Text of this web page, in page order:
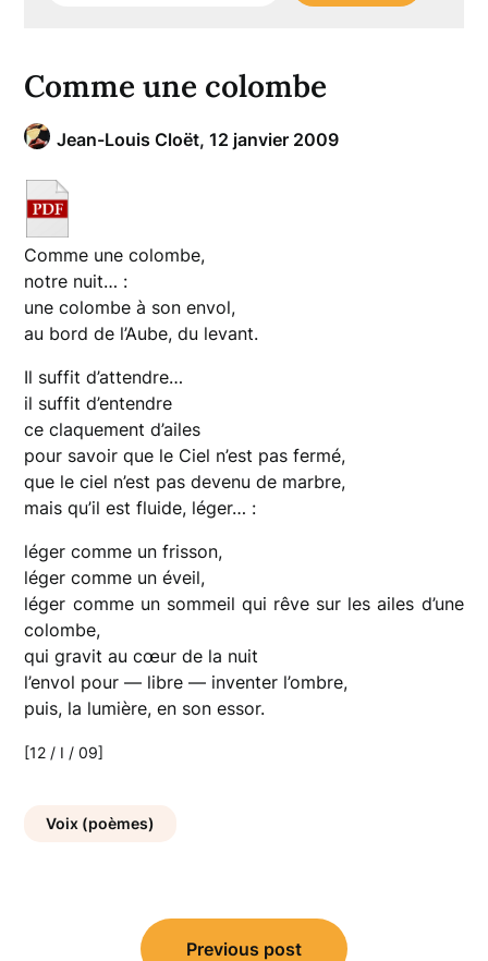
Comme une colombe
Jean-Louis Cloët,12 janvier 2009
Comme une colombe,
notre nuit… :
une colombe à son envol,
au bord de l’Aube, du levant.
Il suffit d’attendre…
il suffit d’entendre
ce claquement d’ailes
pour savoir que le Ciel n’est pas fermé,
que le ciel n’est pas devenu de marbre,
mais qu’il est fluide, léger… :
léger comme un frisson,
léger comme un éveil,
léger comme un sommeil qui rêve sur les ailes d’une
colombe,
qui gravit au cœur de la nuit
l’envol pour — libre — inventer l’ombre,
puis, la lumière, en son essor.
[12 / I / 09]
Voix (poèmes)
Navigation
Previous post